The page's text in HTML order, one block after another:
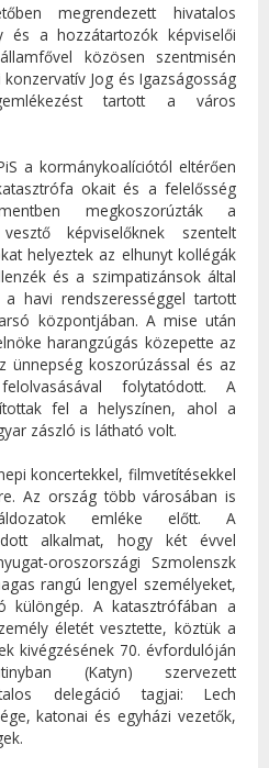
megrendezett hivatalos
és a hozzátartozók képviselői
közösen szentmisén
Jog és Igazságosság
tartott a város
a kormánykoalíciótól eltérően
okait és a felelősség
megkoszorúzták a
képviselőknek szentelt
helyeztek az elhunyt kollégák
és a szimpatizánsok által
a havi rendszerességgel tartott
központjában. A mise után
harangzúgás közepette az
ünnepség koszorúzással és az
folytatódott. A
fel a helyszínen, ahol a
zászló is látható volt.
koncertekkel, filmvetítésekkel
Az ország több városában is
emléke előtt. A
alkalmat, hogy két évvel
oroszországi Szmolenszk
rangú lengyel személyeket,
különgép. A katasztrófában a
életét vesztette, köztük a
kivégzésének 70. évfordulóján
(Katyn) szervezett
delegáció tagjai: Lech
katonai és egyházi vezetők,